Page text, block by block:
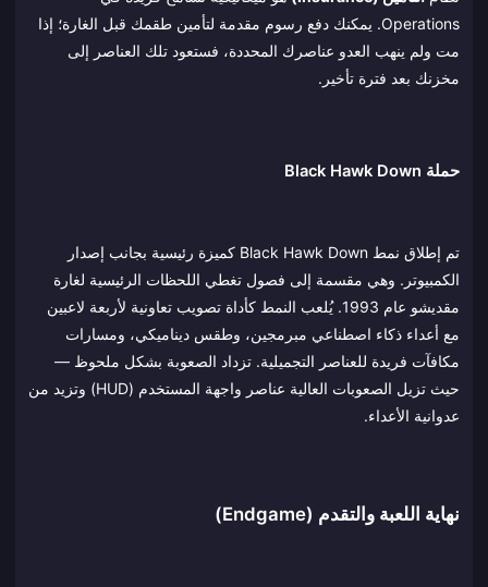
Operations. يمكنك دفع رسوم مقدمة لتأمين طقمك قبل الغارة؛ إذا
مت ولم ينهب العدو عناصرك المحددة، فستعود تلك العناصر إلى
مخزنك بعد فترة تأخير.
حملة Black Hawk Down
تم إطلاق نمط Black Hawk Down كميزة رئيسية بجانب إصدار
الكمبيوتر. وهي مقسمة إلى فصول تغطي اللحظات الرئيسية لغارة
مقديشو عام 1993. يُلعب النمط كأداة تصويب تعاونية لأربعة لاعبين
مع أعداء ذكاء اصطناعي مبرمجين، وطقس ديناميكي، ومسارات
مكافآت فريدة للعناصر التجميلية. تزداد الصعوبة بشكل ملحوظ —
حيث تزيل الصعوبات العالية عناصر واجهة المستخدم (HUD) وتزيد من
عدوانية الأعداء.
نهاية اللعبة والتقدم (Endgame)